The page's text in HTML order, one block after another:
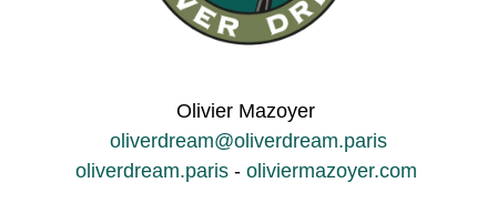
Olivier Mazoyer
oliverdream@oliverdream.paris
oliverdream.paris- oliviermazoyer.com